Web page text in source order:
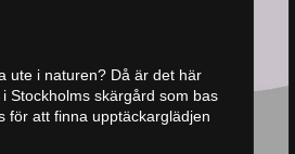
ute i naturen? Då är det här
Stockholms skärgård som bas
för att finna upptäckarglädjen